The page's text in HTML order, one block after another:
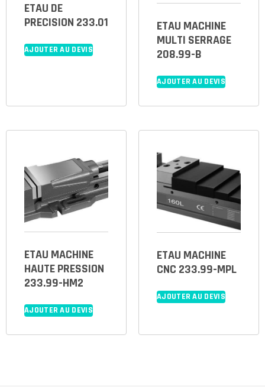
ETAU DE
PRECISION 233.01
AJOUTER AU DEVIS
ETAU MACHINE
MULTI SERRAGE
208.99-B
AJOUTER AU DEVIS
ETAU MACHINE
HAUTE PRESSION
233.99-HM2
AJOUTER AU DEVIS
ETAU MACHINE
CNC 233.99-MPL
AJOUTER AU DEVIS